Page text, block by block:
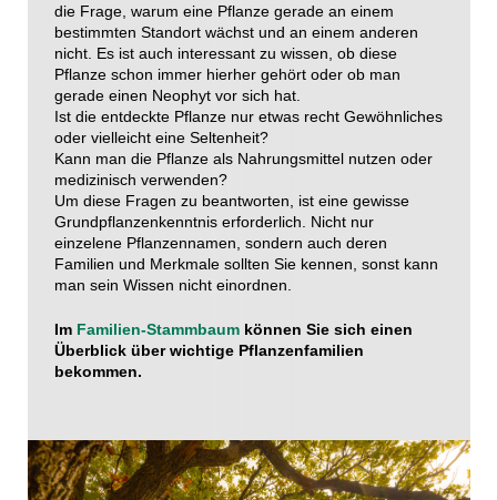
die Frage, warum eine Pflanze gerade an einem
bestimmten Standort wächst und an einem anderen
nicht. Es ist auch interessant zu wissen, ob diese
Pflanze schon immer hierher gehört oder ob man
gerade einen Neophyt vor sich hat.
Ist die entdeckte Pflanze nur etwas recht Gewöhnliches
oder vielleicht eine Seltenheit?
Kann man die Pflanze als Nahrungsmittel nutzen oder
medizinisch verwenden?
Um diese Fragen zu beantworten, ist eine gewisse
Grundpflanzenkenntnis erforderlich. Nicht nur
einzelene Pflanzennamen, sondern auch deren
Familien und Merkmale sollten Sie kennen, sonst kann
man sein Wissen nicht einordnen.
Im Familien-Stammbaum können Sie sich einen
Überblick über wichtige Pflanzenfamilien
bekommen.